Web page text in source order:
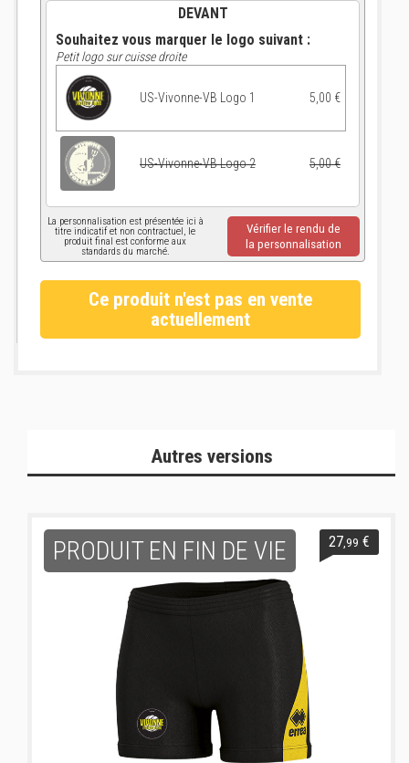
DEVANT
Souhaitez vous marquer le logo suivant :
Petit logo sur cuisse droite
US-Vivonne-VB Logo 1 5,00 €
US-Vivonne-VB Logo 2 5,00 €
La personnalisation est présentée ici à
titre indicatif et non contractuel, le
produit final est conforme aux
standards du marché.
Vérifier le rendu de
la personnalisation
Ce produit n'est pas en vente
actuellement
Autres versions
27,99 €
PRODUIT EN FIN DE VIE